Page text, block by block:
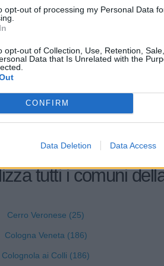
opt-out of processing my Personal Data
opt-out of Collection, Use, Retention,
Data that Is Unrelated with the
CONFIRM
Data Deletion Data Access
COSTRUZIONI SRL
DATA BROKER SRL 0-1
DI GHIUTA LUMINITA & C.
tutti i comuni
Cerro Veronese (25)
Cologna Veneta (186)
Colognola ai Colli (186)